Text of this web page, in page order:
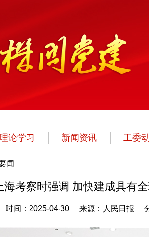
理论学习 新闻资讯 工委
闻
海考察时强调 加快建成具有
时间：2025-04-30 来源：人民日报